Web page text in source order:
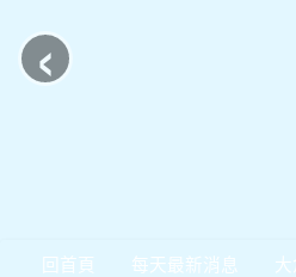
‹
回首頁 每天最新消息